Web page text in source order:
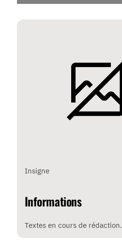
Insigne
Informations
Textes en cours de rédaction.